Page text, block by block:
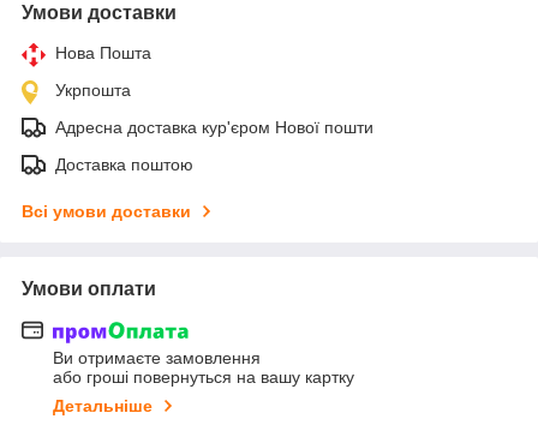
Умови доставки
Нова Пошта
Укрпошта
Адресна доставка кур'єром Нової пошти
Доставка поштою
Всі умови доставки
Умови оплати
Ви отримаєте замовлення
або гроші повернуться на вашу картку
Детальніше